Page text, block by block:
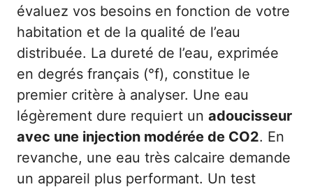
évaluez vos besoins en fonction de votre
habitation et de la qualité de l’eau
distribuée. La dureté de l’eau, exprimée
en degrés français (°f), constitue le
premier critère à analyser. Une eau
légèrement dure requiert un adoucisseur
avec une injection modérée de CO2. En
revanche, une eau très calcaire demande
un appareil plus performant. Un test